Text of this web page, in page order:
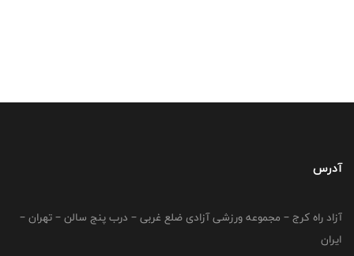
آدرس
آزاد راه کرج – مجموعه ورزشی آزادی ضلع غربی – درب پنج سالن – تهران –
ایران